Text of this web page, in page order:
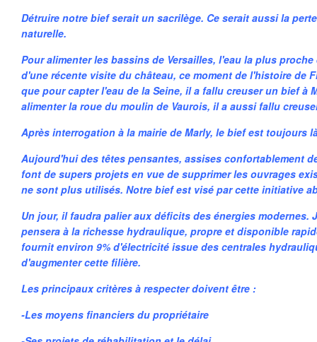
Détruire notre bief serait un sacrilège. Ce serait aussi la
naturelle.
Pour alimenter les bassins de Versailles, l'eau la plus
d'une récente visite du château, ce moment de l'histoire de
que pour capter l'eau de la Seine, il a fallu creuser un bief à
alimenter la roue du moulin de Vaurois, il a aussi fallu
Après interrogation à la mairie de Marly, le bief est toujours
Aujourd'hui des têtes pensantes, assises confortablement
font de supers projets en vue de supprimer les ouvrages
ne sont plus utilisés. Notre bief est visé par cette initiative
Un jour, il faudra palier aux déficits des énergies modernes.
pensera à la richesse hydraulique, propre et disponible
fournit environ 9% d'électricité issue des centrales
d'augmenter cette filière.
Les principaux critères à respecter doivent être :
-Les moyens financiers du propriétaire